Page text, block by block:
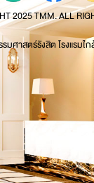
2025 TMM. ALL
มศาสตร์รังสิต โรงแรม